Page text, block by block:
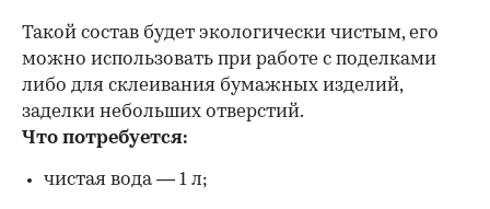
Такой состав будет экологически чистым, его
можно использовать при работе с поделками
либо для склеивания бумажных изделий,
заделки небольших отверстий.
Что потребуется:
чистая вода — 1 л;